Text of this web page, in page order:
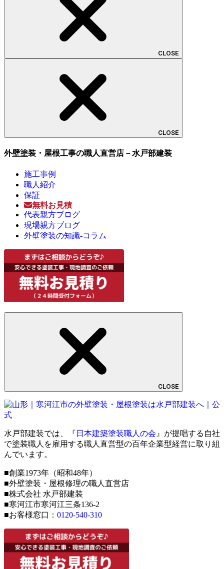
CLOSE
CLOSE
外壁塗装・屋根工事の職人直営店－水戸部建装
施工事例
職人紹介
保証
無料お見積
代表親方ブログ
現場親方ブログ
外壁塗装の知識-コラム
CLOSE
水戸部建装では、『 日本建築塗装職人の会 』が提唱する自社
で塗装職人を雇用する職人直営型の百年企業型経営に取り組
んでいます。
■創業1973年（昭和48年）
■外壁塗装・屋根修理の職人直営店
■株式会社 水戸部建装
■寒河江市寒河江三条136-2
■お客様窓口： 0120-540-310